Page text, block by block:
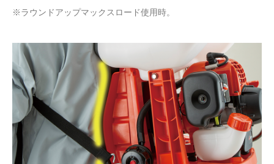
※ラウンドアップマックスロード使用時。